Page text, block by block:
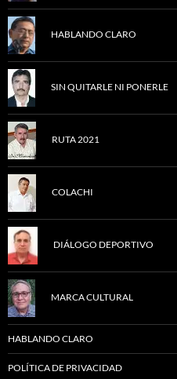
HABLANDO CLARO
SIN QUITARLE NI PONERLE
RUTA 2021
COLACHI
DIÁLOGO DEPORTIVO
MARCA CULTURAL
HABLANDO CLARO
POLÍTICA DE PRIVACIDAD